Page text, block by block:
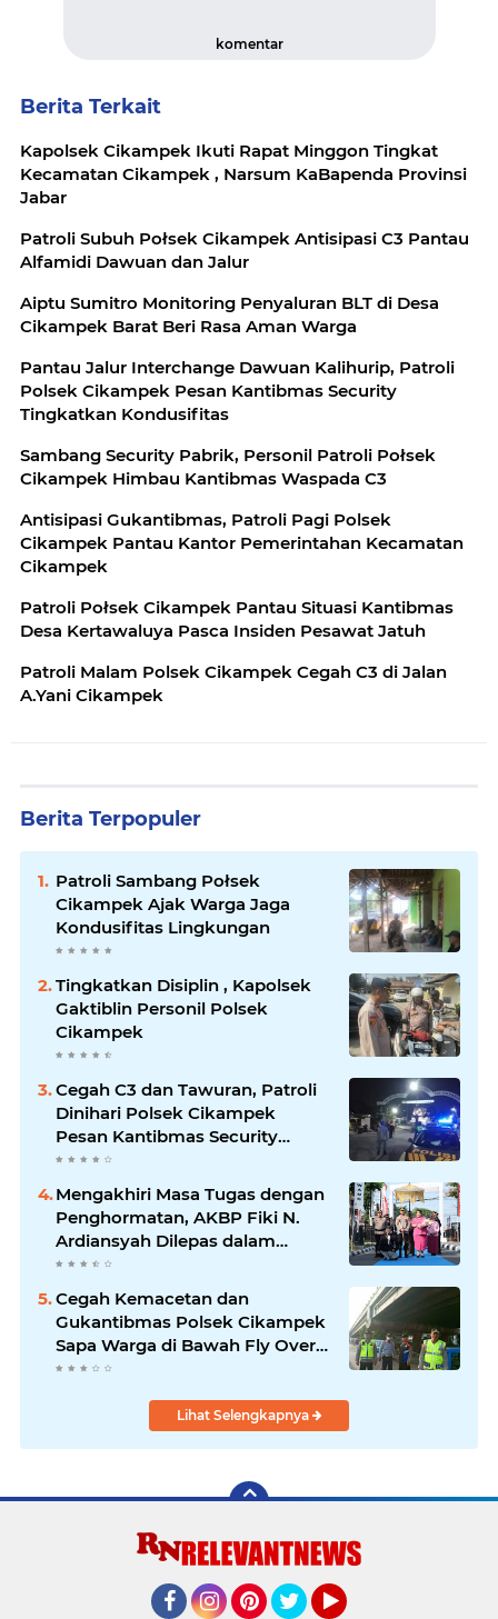
komentar
Berita Terkait
Kapolsek Cikampek Ikuti Rapat Minggon Tingkat
Kecamatan Cikampek , Narsum KaBapenda Provinsi
Jabar
Patroli Subuh Połsek Cikampek Antisipasi C3 Pantau
Alfamidi Dawuan dan Jalur
Aiptu Sumitro Monitoring Penyaluran BLT di Desa
Cikampek Barat Beri Rasa Aman Warga
Pantau Jalur Interchange Dawuan Kalihurip, Patroli
Polsek Cikampek Pesan Kantibmas Security
Tingkatkan Kondusifitas
Sambang Security Pabrik, Personil Patroli Połsek
Cikampek Himbau Kantibmas Waspada C3
Antisipasi Gukantibmas, Patroli Pagi Polsek
Cikampek Pantau Kantor Pemerintahan Kecamatan
Cikampek
Patroli Połsek Cikampek Pantau Situasi Kantibmas
Desa Kertawaluya Pasca Insiden Pesawat Jatuh
Patroli Malam Polsek Cikampek Cegah C3 di Jalan
A.Yani Cikampek
Berita Terpopuler
Patroli Sambang Połsek
Cikampek Ajak Warga Jaga
Kondusifitas Lingkungan
Tingkatkan Disiplin , Kapolsek
Gaktiblin Personil Polsek
Cikampek
Cegah C3 dan Tawuran, Patroli
Dinihari Polsek Cikampek
Pesan Kantibmas Security
Perumahan
Mengakhiri Masa Tugas dengan
Penghormatan, AKBP Fiki N.
Ardiansyah Dilepas dalam
Upacara Farewell Parade oleh
Kapolresta Karawang Kombes
Pol Mario Prahatinto
Cegah Kemacetan dan
Gukantibmas Polsek Cikampek
Sapa Warga di Bawah Fly Over
Cikampek
Lihat Selengkapnya